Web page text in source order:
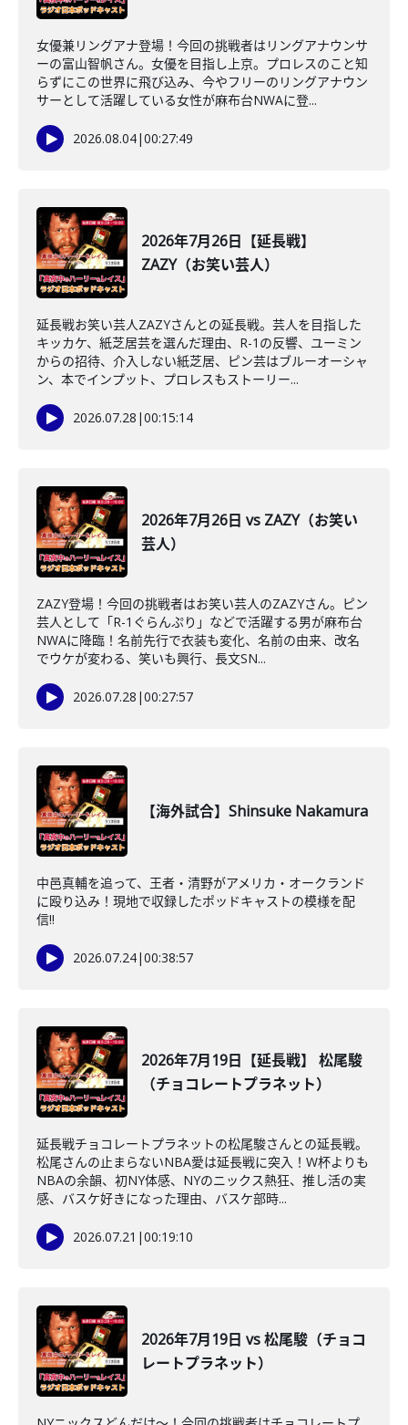
女優兼リングアナ登場！今回の挑戦者はリングアナウンサ
ーの富山智帆さん。女優を目指し上京。プロレスのこと知
らずにこの世界に飛び込み、今やフリーのリングアナウン
サーとして活躍している女性が麻布台NWAに登...
2026.08.04|00:27:49
2026年7月26日【延長戦】
ZAZY（お笑い芸人）
延長戦お笑い芸人ZAZYさんとの延長戦。芸人を目指した
キッカケ、紙芝居芸を選んだ理由、R-1の反響、ユーミン
からの招待、介入しない紙芝居、ピン芸はブルーオーシャ
ン、本でインプット、プロレスもストーリー...
2026.07.28 |00:15:14
2026年7月26日 vs ZAZY（お笑い
芸人）
ZAZY登場！今回の挑戦者はお笑い芸人のZAZYさん。ピン
芸人として「R-1ぐらんぷり」などで活躍する男が麻布台
NWAに降臨！名前先行で衣装も変化、名前の由来、改名
でウケが変わる、笑いも興行、長文SN...
2026.07.28 |00:27:57
【海外試合】Shinsuke Nakamura
中邑真輔を追って、王者・清野がアメリカ・オークランド
に殴り込み！現地で収録したポッドキャストの模様を配
信!!
2026.07.24|00:38:57
2026年7月19日【延長戦】 松尾駿
（チョコレートプラネット）
延長戦チョコレートプラネットの松尾駿さんとの延長戦。
松尾さんの止まらないNBA愛は延長戦に突入！W杯よりも
NBAの余韻、初NY体感、NYのニックス熱狂、推し活の実
感、バスケ好きになった理由、バスケ部時...
2026.07.21 |00:19:10
2026年7月19日 vs 松尾駿（チョコ
レートプラネット）